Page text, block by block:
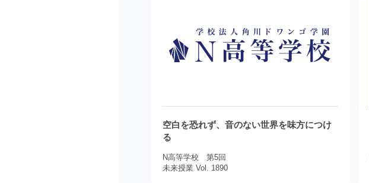
空白を恐れず、音のない世界を味方につけ
る
N高等学校 第5回
未来授業 Vol. 1890